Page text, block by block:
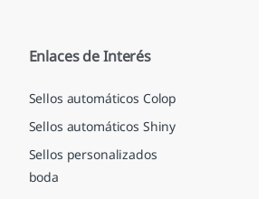
Enlaces de Interés
Sellos automáticos Colop
Sellos automáticos Shiny
Sellos personalizados
boda